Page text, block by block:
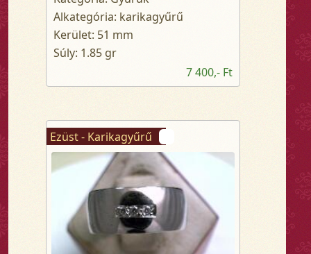
Alkategória: karikagyűrű
Kerület: 51 mm
Súly: 1.85 gr
7 400,- Ft
Ezüst - Karikagyűrű